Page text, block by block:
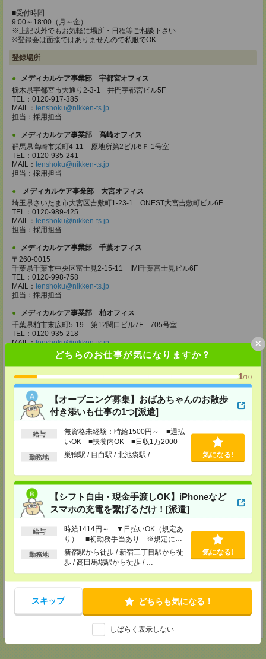
どちらのお仕事が気になりますか？
1/10
【オープニング募集】おばあちゃんのお散歩
付き添いも仕事の1つ[派遣]
給与
無資格未経験：時給1500円～ ■週払
いOK ■扶養内OK ■日収1万2000円
以上
勤務地 巣鴨駅 / 目白駅 / 北池袋駅 / … 気になる!
【シフト自由・現金手渡しOK】iPhoneなど
スマホの充電を繋げるだけ！[派遣]
給与
時給1414円～ ▼日払いOK（規定あ
り） ■初勤務手当あり ※規定によ
る
勤務地
新宿駅から徒歩 / 新宿三丁目駅から徒
歩 / 高田馬場駅から徒歩 / …
気になる!
スキップ どちらも気になる！
しばらく表示しない
×
■受付時間
9:00～18:00（月～金）
※上記以外でもお気軽に場所・日程等ご相談下さい
※登録会は面接ではありませんので私服でOK
登録場所
メディカルケア事業部 宇都宮オフィス
栃木県宇都宮市大通り2-3-1 井門宇都宮ビル5F
TEL：0120-917-385
MAIL： tenshoku@nikken-ts.jp
担当：採用担当
メディカルケア事業部 高崎オフィス
群馬県高崎市栄町4-11 原地所第2ビル6Ｆ 1号室
TEL：0120-935-241
MAIL： tenshoku@nikken-ts.jp
担当：採用担当
メディカルケア事業部 大宮オフィス
埼玉県さいたま市大宮区吉敷町1-23-1 ONEST大宮吉敷町ビル6F
TEL：0120-989-425
MAIL： tenshoku@nikken-ts.jp
担当：採用担当
メディカルケア事業部 千葉オフィス
〒260-0015
千葉県千葉市中央区富士見2-15-11 IMI千葉富士見ビル6F
TEL：0120-998-758
MAIL： tenshoku@nikken-ts.jp
担当：採用担当
メディカルケア事業部 柏オフィス
千葉県柏市末広町5-19 第12関口ビル7F 705号室
TEL：0120-935-218
MAIL：tenshoku@nikken-ts.jp
担当：採用担当
メディカルケア事業部 新宿オフィス
東京都新宿区新宿2-3-10 新宿御苑ビル6階
TEL：0120-457-235
MAIL：tenshoku@nikken-ts.jp
担当：採用担当
東京都立川市錦町1-12-14
TEL：0120-934-200
MAIL：tenshoku@nikken-ts.jp
メディカルケア事業部 町田オフィス
東京都町田市森野1-7-23 大樹生命町田ビル6F
TEL：0120-453-285
MAIL：tenshoku@nikken-ts.jp
メディカルケア事業部 横浜オフィス
神奈川県横浜市保土ケ谷区神戸町134 横浜ビジネスパークサウスタワー
2F B区画
TEL：0120-901-799
担当：採用担当
登録交通費
★今ならご来社登録でQUOカード2000円分をプレゼント中★